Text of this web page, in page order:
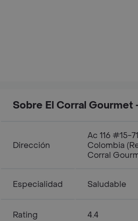
Sobre El Corral Gourmet
Dirección
Ac 116 #15-
Colombia
Corral
Especialidad Saludable
Rating 4.4